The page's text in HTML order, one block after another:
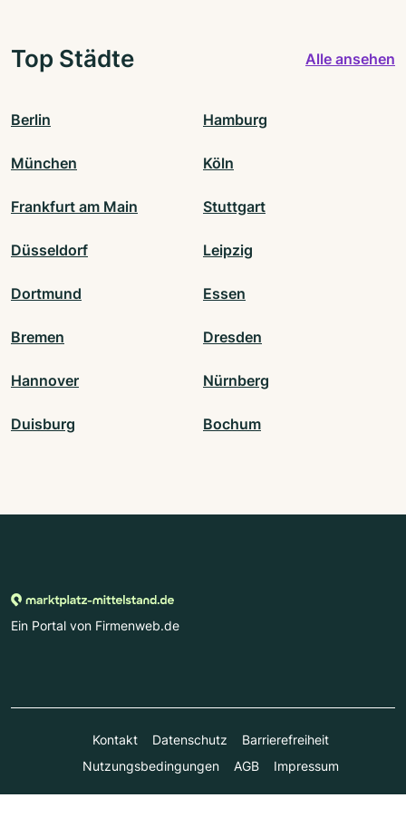
Top Städte Alle ansehen
Berlin Hamburg
München Köln
Frankfurt am Main Stuttgart
Düsseldorf Leipzig
Dortmund Essen
Bremen Dresden
Hannover Nürnberg
Duisburg Bochum
Ein Portal von Firmenweb.de
Kontakt Datenschutz
Barrierefreiheit
Nutzungsbedingungen
AGB Impressum